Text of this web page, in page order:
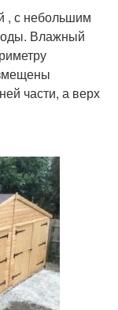
, с небольшим
Влажный
части, а верх